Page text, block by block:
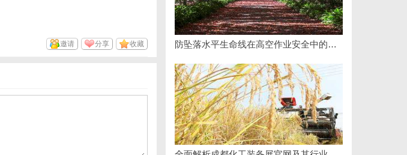
收藏
分享
邀请 防坠落水平生命线在高空作业安全中的关键作用与应用解析